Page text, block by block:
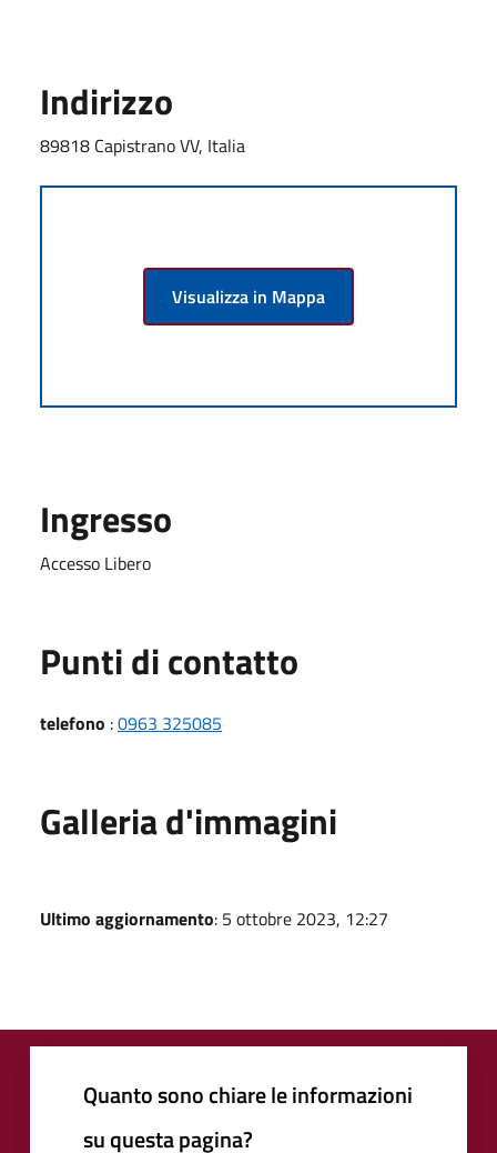
Indirizzo
89818 Capistrano VV, Italia
Visualizza in Mappa
Ingresso
Accesso Libero
Punti di contatto
telefono :0963 325085
Galleria d'immagini
Ultimo aggiornamento: 5 ottobre 2023, 12:27
Quanto sono chiare le informazioni
su questa pagina?